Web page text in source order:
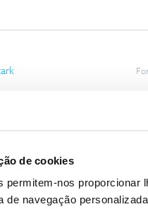
de cookies
permitem-nos proporcionar
de navegação